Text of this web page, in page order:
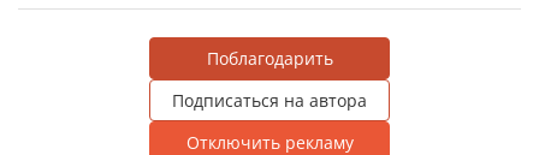
Поблагодарить
Подписаться на автора
Отключить рекламу